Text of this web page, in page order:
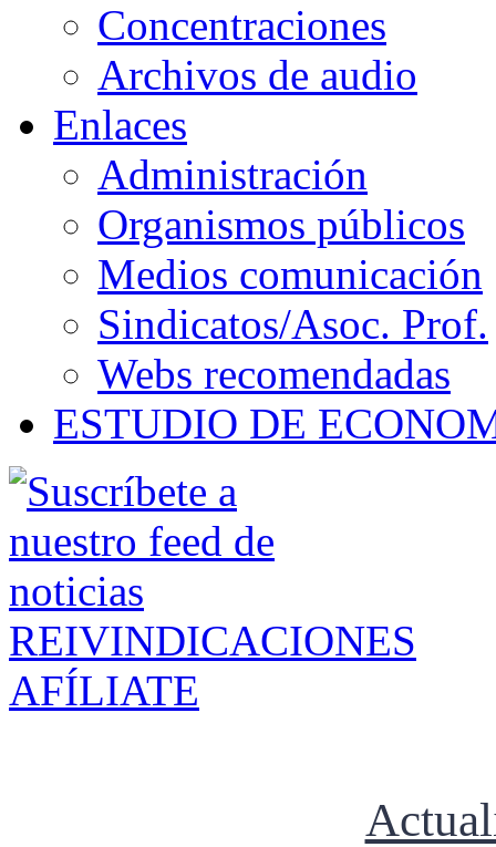
Concentraciones
Archivos de audio
Enlaces
Administración
Organismos públicos
Medios comunicación
Sindicatos/Asoc. Prof.
Webs recomendadas
ESTUDIO DE
REIVINDICACIONES
AFÍLIATE